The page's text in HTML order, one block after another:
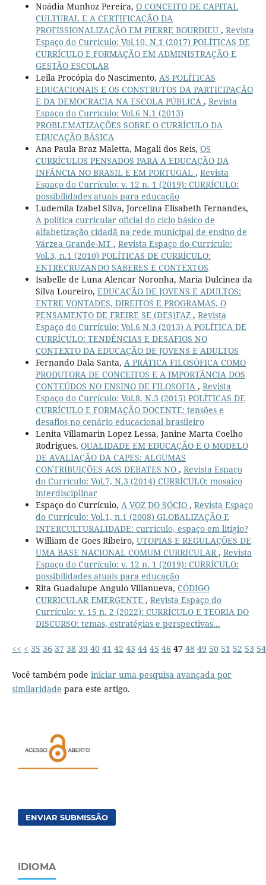
Noádia Munhoz Pereira, O CONCEITO DE CAPITAL
CULTURAL E A CERTIFICAÇÃO DA
PROFISSIONALIZAÇÃO EM PIERRE BOURDIEU , Revista
Espaço do Currículo: Vol.10, N.1 (2017) POLÍTICAS DE
CURRÍCULO E FORMAÇÃO EM ADMINISTRAÇÃO E
GESTÃO ESCOLAR
Leila Procópia do Nascimento, AS POLÍTICAS
EDUCACIONAIS E OS CONSTRUTOS DA PARTICIPAÇÃO
E DA DEMOCRACIA NA ESCOLA PÚBLICA , Revista
Espaço do Currículo: Vol.6 N.1 (2013)
PROBLEMATIZAÇÕES SOBRE O CURRÍCULO DA
EDUCAÇÃO BÁSICA
Ana Paula Braz Maletta, Magali dos Reis, OS
CURRÍCULOS PENSADOS PARA A EDUCAÇÃO DA
INFÂNCIA NO BRASIL E EM PORTUGAL , Revista
Espaço do Currículo: v. 12 n. 1 (2019): CURRÍCULO:
possibilidades atuais para educação
Ludemila Izabel Silva, Jorcelina Elisabeth Fernandes,
A política curricular oficial do ciclo básico de
alfabetização cidadã na rede municipal de ensino de
Várzea Grande-MT , Revista Espaço do Currículo:
Vol.3, n.1 (2010) POLÍTICAS DE CURRÍCULO:
ENTRECRUZANDO SABERES E CONTEXTOS
Isabelle de Luna Alencar Noronha, Maria Dulcinea da
Silva Loureiro, EDUCAÇÃO DE JOVENS E ADULTOS:
ENTRE VONTADES, DIREITOS E PROGRAMAS, O
PENSAMENTO DE FREIRE SE (DES)FAZ , Revista
Espaço do Currículo: Vol.6 N.3 (2013) A POLÍTICA DE
CURRÍCULO: TENDÊNCIAS E DESAFIOS NO
CONTEXTO DA EDUCAÇÃO DE JOVENS E ADULTOS
Fernando Dala Santa, A PRÁTICA FILOSÓFICA COMO
PRODUTORA DE CONCEITOS E A IMPORTÂNCIA DOS
CONTEÚDOS NO ENSINO DE FILOSOFIA , Revista
Espaço do Currículo: Vol.8, N.3 (2015) POLÍTICAS DE
CURRÍCULO E FORMAÇÃO DOCENTE: tensões e
desafios no cenário educacional brasileiro
Lenita Villamarin Lopez Lessa, Janine Marta Coelho
Rodrigues, QUALIDADE EM EDUCAÇÃO E O MODELO
DE AVALIAÇÃO DA CAPES: ALGUMAS
CONTRIBUIÇÕES AOS DEBATES NO , Revista Espaço
do Currículo: Vol.7, N.3 (2014) CURRÍCULO: mosaico
interdisciplinar
Espaço do Currículo, A VOZ DO SÓCIO , Revista Espaço
do Currículo: Vol.1, n.1 (2008) GLOBALIZAÇÃO E
INTERCULTURALIDADE: currículo, espaço em litígio?
William de Goes Ribeiro, UTOPIAS E REGULAÇÕES DE
UMA BASE NACIONAL COMUM CURRICULAR, Revista
Espaço do Currículo: v. 12 n. 1 (2019): CURRÍCULO:
possibilidades atuais para educação
Rita Guadalupe Angulo Villanueva, CÓDIGO
CURRICULAR EMERGENTE , Revista Espaço do
Currículo: v. 15 n. 2 (2022): CURRÍCULO E TEORIA DO
DISCURSO: temas, estratégias e perspectivas...
<< < 35 36 37 38 39 40 41 42 43 44 45 46 47 48 49 50 51 52 53 54
Você também pode iniciar uma pesquisa avançada por
similaridade para este artigo.
ENVIAR SUBMISSÃO
IDIOMA